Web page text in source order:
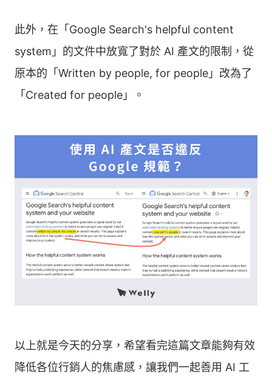
此外，在「Google Search's helpful content
system」的文件中放寬了對於 AI 產文的限制，從
原本的「Written by people, for people」改為了
「Created for people」。
以上就是今天的分享，希望看完這篇文章能夠有效
降低各位行銷人的焦慮感，讓我們一起善用 AI 工